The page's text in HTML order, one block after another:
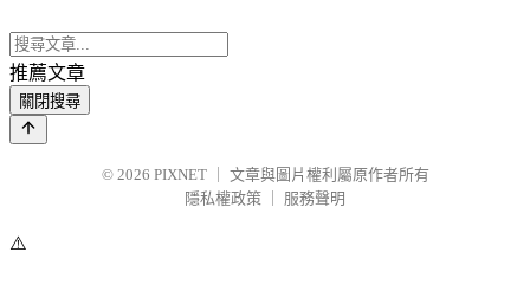
推薦文章
關閉搜尋
© 2026 PIXNET
文章與圖片權利屬原作者所有
隱私權政策
服務聲明
⚠️